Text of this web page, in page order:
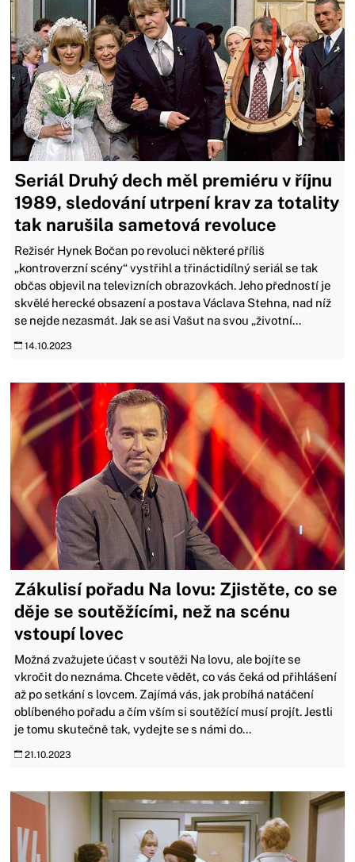
Seriál Druhý dech měl premiéru v říjnu
1989, sledování utrpení krav za totality
tak narušila sametová revoluce
Režisér Hynek Bočan po revoluci některé příliš
„kontroverzní scény“ vystřihl a třináctidílný seriál se tak
občas objevil na televizních obrazovkách. Jeho předností je
skvělé herecké obsazení a postava Václava Stehna, nad níž
se nejde nezasmát. Jak se asi Vašut na svou „životní...
14.10.2023
Zákulisí pořadu Na lovu: Zjistěte, co se
děje se soutěžícími, než na scénu
vstoupí lovec
Možná zvažujete účast v soutěži Na lovu, ale bojíte se
vkročit do neznáma. Chcete vědět, co vás čeká od přihlášení
až po setkání s lovcem. Zajímá vás, jak probíhá natáčení
oblíbeného pořadu a čím vším si soutěžící musí projít. Jestli
je tomu skutečně tak, vydejte se s námi do...
21.10.2023